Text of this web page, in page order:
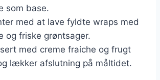
som base.
med at lave fyldte wraps med
og friske grøntsager.
med creme fraiche og frugt
lækker afslutning på måltidet.